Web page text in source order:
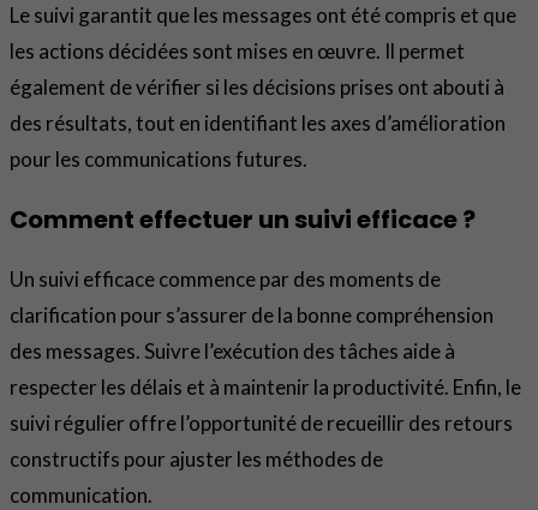
Le suivi garantit que les messages ont été compris et que
les actions décidées sont mises en œuvre. Il permet
également de vérifier si les décisions prises ont abouti à
des résultats, tout en identifiant les axes d’amélioration
pour les communications futures.
Comment effectuer un suivi efficace ?
Un suivi efficace commence par des moments de
clarification pour s’assurer de la bonne compréhension
des messages. Suivre l’exécution des tâches aide à
respecter les délais et à maintenir la productivité. Enfin, le
suivi régulier offre l’opportunité de recueillir des retours
constructifs pour ajuster les méthodes de
communication.